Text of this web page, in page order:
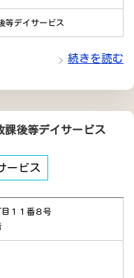
等デイサービス
続きを読む
課後等デイサービス
ービス
１１番８号